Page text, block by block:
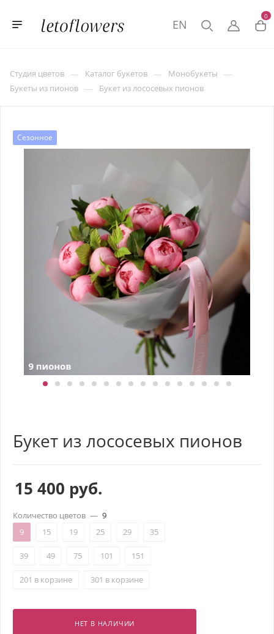
0
EN
Студия цветов — Каталог букетов — Монобукеты —
Букеты из пионов — Букет из лососевых пионов
Сезонное
Букет из лососевых пионов
15 400 руб.
Количество цветов — 9
9
15 19 25 29 35
39 49 75 101 151
201 в корзине 301 в корзине
НЕТ В НАЛИЧИИ